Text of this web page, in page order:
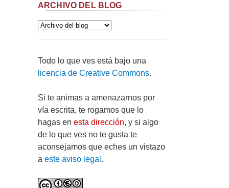
ARCHIVO DEL BLOG
Todo lo que ves está bajo una
licencia de Creative Commons.
Si te animas a amenazarnos por
vía escrita, te rogamos que lo
hagas en esta dirección, y si algo
de lo que ves no te gusta te
aconsejamos que eches un vistazo
a este aviso legal .